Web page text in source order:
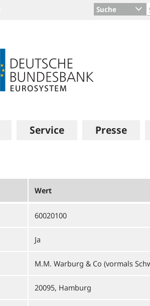
Suche
Service Presse
Wert
60020100
Ja
M.M. Warburg & Co (vormals
20095, Hamburg